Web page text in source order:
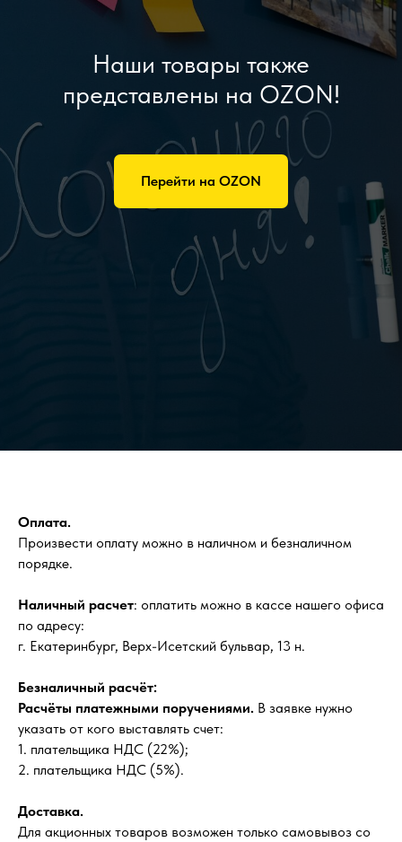
Наши товары также
представлены на OZON!
Перейти на OZON
Оплата.
Произвести оплату можно в наличном и безналичном
порядке.
Наличный расчет: оплатить можно в кассе нашего офиса
по адресу:
г. Екатеринбург, Верх-Исетский бульвар, 13 н.
Безналичный расчёт:
Расчёты платежными поручениями. В заявке нужно
указать от кого выставлять счет:
1. плательщика НДС (22%);
2. плательщика НДС (5%).
Доставка.
Для акционных товаров возможен только самовывоз со